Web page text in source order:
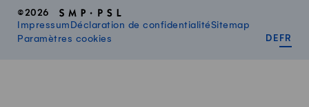
©2026
Impressum Déclaration de confidentialitéSitemap
Paramètres cookies
DE FR